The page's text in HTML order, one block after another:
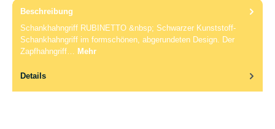
Beschreibung
Schankhahngriff RUBINETTO &nbsp; Schwarzer Kunststoff-
Schankhahngriff im formschönen, abgerundeten Design. Der
Zapfhahngriff… Mehr
Details